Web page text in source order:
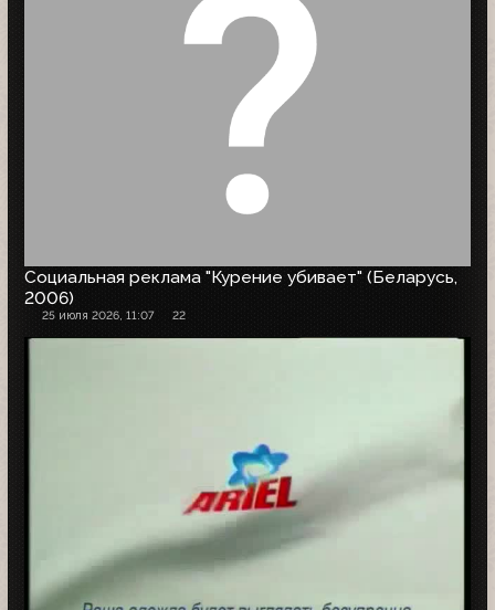
Социальная реклама "Курение убивает" (Беларусь,
2006)
25 июля 2026, 11:07 22